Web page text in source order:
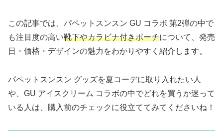
この記事では、パペットスンスン GU コラボ 第2弾の中で
も注目度の高い靴下やカラビナ付きポーチについて、発売
日・価格・デザインの魅力をわかりやすく紹介します。
パペットスンスン グッズを夏コーデに取り入れたい人
や、GU アイスクリーム コラボの中でどれを買うか迷って
いる人は、購入前のチェックに役立ててみてくださいね！